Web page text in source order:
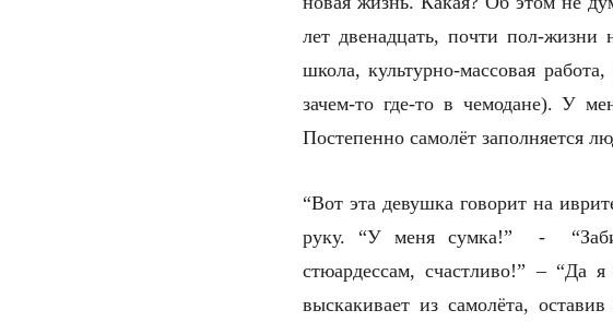
лет двенадцать, почти пол-жизни
школа, культурно-массовая
зачем-то где-то в чемодане). У
Постепенно самолёт заполняется
“Вот эта девушка говорит на
руку. “У меня сумка!” -
стюардессам, счастливо!” –
выскакивает из самолёта,